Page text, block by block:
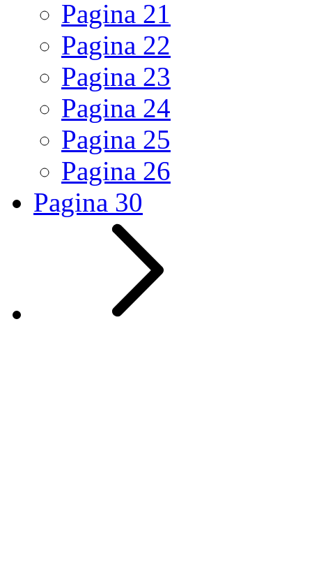
Pagina 21
Pagina 22
Pagina 23
Pagina 24
Pagina 25
Pagina 26
Pagina 30